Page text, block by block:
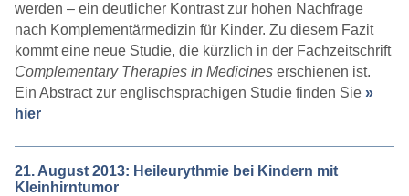
werden – ein deutlicher Kontrast zur hohen Nachfrage
nach Komplementärmedizin für Kinder. Zu diesem Fazit
kommt eine neue Studie, die kürzlich in der Fachzeitschrift
Complementary Therapies in Medicineserschienen ist.
Ein Abstract zur englischsprachigen Studie finden Sie »
hier
21. August 2013: Heileurythmie bei Kindern mit
Kleinhirntumor